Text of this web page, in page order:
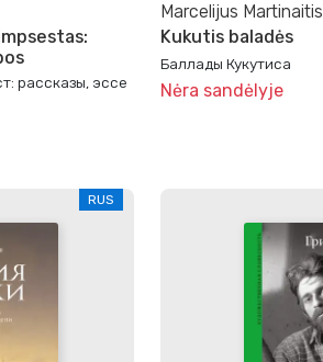
рассказы, эссе
Marcelijus Martinaitis
Kukutis baladės
Баллады Кукутиса
Nėra sandėlyje
RUS